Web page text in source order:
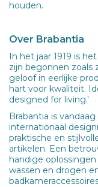
houden.
Over Brabantia
In het jaar 1919 is
zijn begonnen zoals
geloof in eerlijke
hart voor kwaliteit.
designed for living.'
Brabantia is
internationaal
praktische en
artikelen. Een
handige
wassen en drogen